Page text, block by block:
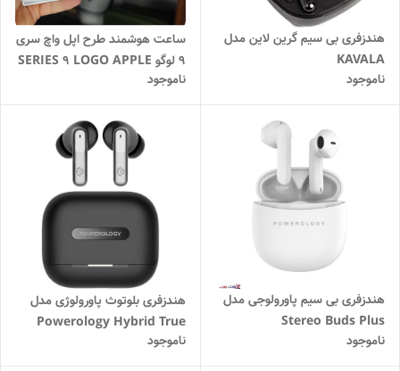
هندزفری بی سیم گرین لاین مدل
KAVALA
ناموجود
ساعت هوشمند طرح اپل واچ سری
9 لوگو SERIES 9 LOGO APPLE
ناموجود
هندزفری بی سیم پاورولوجی مدل
Stereo Buds Plus
ناموجود
هندزفری بلوتوث پاورولوژی مدل
Powerology Hybrid True
Wireless Earbuds with ANC
+ ENC, 6 Microphone,
ناموجود